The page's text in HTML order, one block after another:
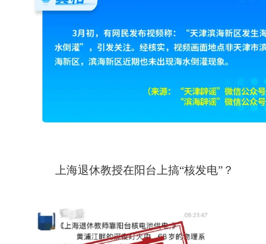
上海退休教授在阳台上搞“核发电”？